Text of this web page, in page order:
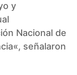
y
Nacional de
señalaron